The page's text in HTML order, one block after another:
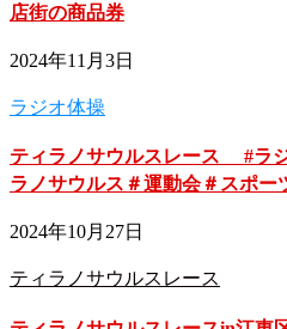
店街の商品券
2024年11月3日
ラジオ体操
ティラノサウルスレース #ラ
ラノサウルス＃運動会＃スポー
2024年10月27日
ティラノサウルスレース